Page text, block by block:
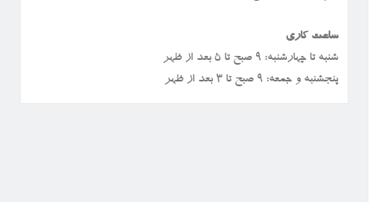
ساعت کاری
شنبه تا چهارشنبه: ۹ صبح تا ۵ بعد از ظهر
پنجشنبه و جمعه: ۹ صبح تا ۳ بعد از ظهر